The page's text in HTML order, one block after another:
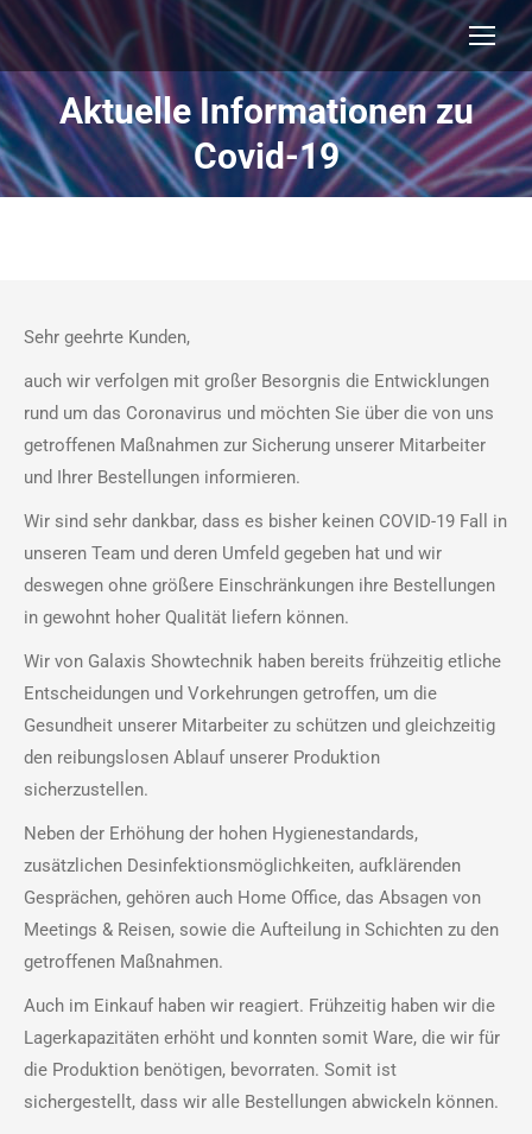
Aktuelle Informationen zu
Covid-19
Sehr geehrte Kunden,
auch wir verfolgen mit großer Besorgnis die Entwicklungen
rund um das Coronavirus und möchten Sie über die von uns
getroffenen Maßnahmen zur Sicherung unserer Mitarbeiter
und Ihrer Bestellungen informieren.
Wir sind sehr dankbar, dass es bisher keinen COVID-19 Fall in
unseren Team und deren Umfeld gegeben hat und wir
deswegen ohne größere Einschränkungen ihre Bestellungen
in gewohnt hoher Qualität liefern können.
Wir von Galaxis Showtechnik haben bereits frühzeitig etliche
Entscheidungen und Vorkehrungen getroffen, um die
Gesundheit unserer Mitarbeiter zu schützen und gleichzeitig
den reibungslosen Ablauf unserer Produktion
sicherzustellen.
Neben der Erhöhung der hohen Hygienestandards,
zusätzlichen Desinfektionsmöglichkeiten, aufklärenden
Gesprächen, gehören auch Home Office, das Absagen von
Meetings & Reisen, sowie die Aufteilung in Schichten zu den
getroffenen Maßnahmen.
Auch im Einkauf haben wir reagiert. Frühzeitig haben wir die
Lagerkapazitäten erhöht und konnten somit Ware, die wir für
die Produktion benötigen, bevorraten. Somit ist
sichergestellt, dass wir alle Bestellungen abwickeln können.